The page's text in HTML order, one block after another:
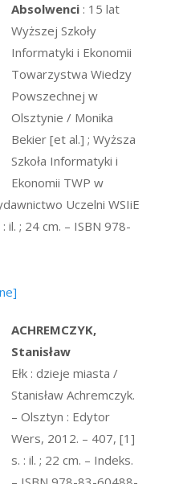
Absolwenci : 15 lat
Wyższej Szkoły
Informatyki i Ekonomii
Towarzystwa Wiedzy
Powszechnej w
Olsztynie / Monika
Bekier [et al.] ; Wyższa
Szkoła Informatyki i
Ekonomii TWP w
Uczelni WSIiE
il. ; 24 cm. – ISBN 978-
ACHREMCZYK,
Stanisław
Ełk : dzieje miasta /
Stanisław Achremczyk.
– Olsztyn : Edytor
Wers, 2012. – 407, [1]
s. : il. ; 22 cm. – Indeks.